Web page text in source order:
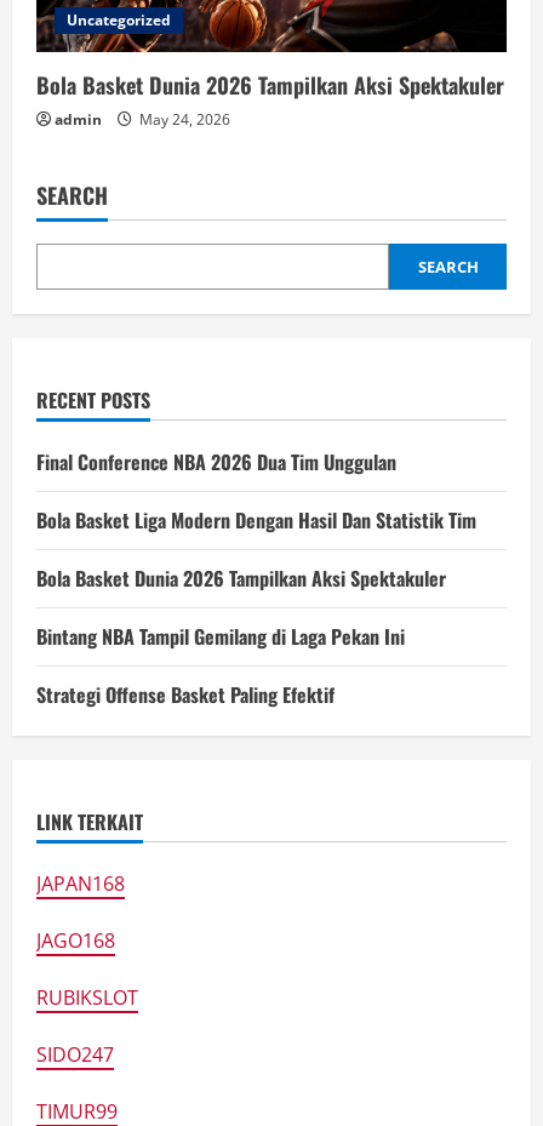
Uncategorized
Bola Basket Dunia 2026 Tampilkan Aksi Spektakuler
admin May 24, 2026
SEARCH
SEARCH
RECENT POSTS
Final Conference NBA 2026 Dua Tim Unggulan
Bola Basket Liga Modern Dengan Hasil Dan Statistik Tim
Bola Basket Dunia 2026 Tampilkan Aksi Spektakuler
Bintang NBA Tampil Gemilang di Laga Pekan Ini
Strategi Offense Basket Paling Efektif
LINK TERKAIT
JAPAN168
JAGO168
RUBIKSLOT
SIDO247
TIMUR99